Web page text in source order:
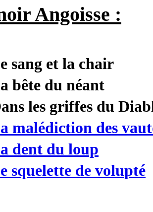
Angoisse :
sang et la chair
bête du néant
les griffes du
malédiction des
dent du loup
squelette de volupté